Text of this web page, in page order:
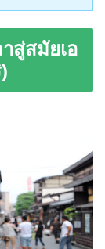
สู่สมัยเอ